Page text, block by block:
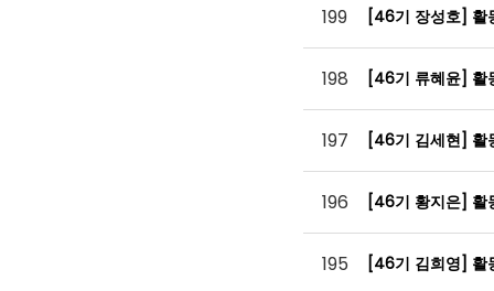
199 [46기 장성호] 활
198 [46기 류혜윤] 활
197 [46기 김세현] 활
196 [46기 황지은] 활
195 [46기 김희영] 활